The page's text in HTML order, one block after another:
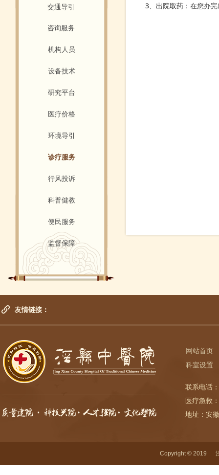
3、出院取药：在您办完
交通导引
咨询服务
机构人员
设备技术
研究平台
医疗价格
环境导引
诊疗服务
行风投诉
科普健教
便民服务
监督保障
科室设置
联系电
医疗急
地址：
友情链接：
网站首页
Copyright © 2019